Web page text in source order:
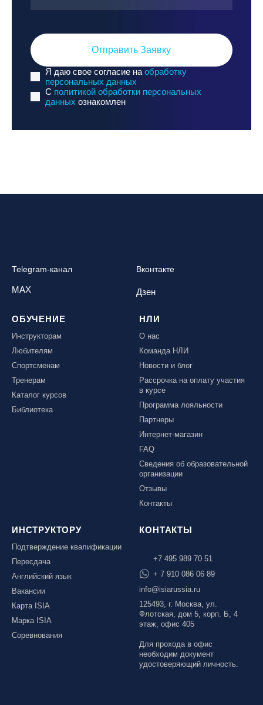
Отправить Заявку
Я даю свое согласие на обработку
персональных данных
C политикой обработки персональных
данных ознакомлен
Telegram-канал Вконтакте
MAX Дзен
ОБУЧЕНИЕ
Инструкторам
Любителям
Спортсменам
Тренерам
Каталог курсов
Библиотека
НЛИ
О нас
Команда НЛИ
Новости и блог
Рассрочка на оплату участия
в курсе
Программа лояльности
Партнеры
Интернет-магазин
FAQ
Сведения об образовательной
организации
Отзывы
Контакты
ИНСТРУКТОРУ
Подтверждение квалификации
Пересдача
Английский язык
Вакансии
Карта ISIA
Марка ISIA
Соревнования
КОНТАКТЫ
+7 495 989 70 51
+ 7 910 086 06 89
info@isiarussia.ru
125493, г. Москва, ул.
Флотская, дом 5, корп. Б, 4
этаж, офис 405
Для прохода в офис
необходим документ
удостоверяющий личность.